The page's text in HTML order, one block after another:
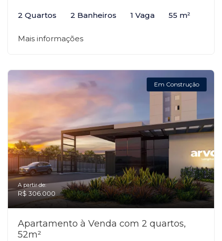
2 Quartos 2 Banheiros 1 Vaga 55 m²
Mais informações
Em Construção
A partir de:
R$ 306.000
Apartamento à Venda com 2 quartos,
52m²